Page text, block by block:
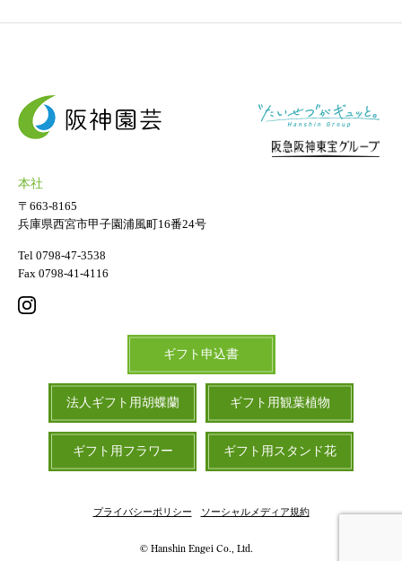
本社
〒663-8165
兵庫県西宮市甲子園浦風町16番24号
Tel 0798-47-3538
Fax 0798-41-4116
ギフト申込書
法人ギフト用胡蝶蘭 ギフト用観葉植物
ギフト用フラワー ギフト用スタンド花
プライバシーポリシー ソーシャルメディア規約
© Hanshin Engei Co., Ltd.